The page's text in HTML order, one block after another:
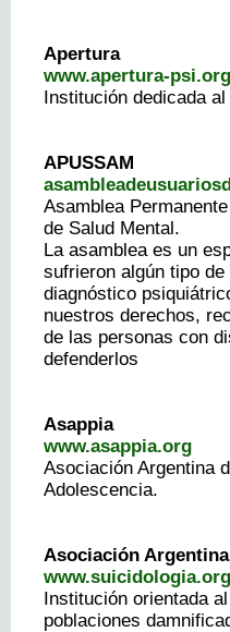
Apertura
www.apertura-psi.org
Institución dedicada
APUSSAM
Asamblea
de Salud Mental.
La asamblea es un
sufrieron algún tipo
diagnóstico
nuestros derechos,
de las personas con
defenderlos
Asappia
www.asappia.org
Asociación Argentina
Adolescencia.
Asociación
Institución orientada
poblaciones